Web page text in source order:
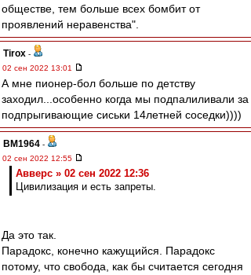
обществе, тем больше всех бомбит от
проявлений неравенства".
Tirox -
02 сен 2022 13:01
А мне пионер-бол больше по детству
заходил...особенно когда мы подпалиливали за
подпрыгивающие сиськи 14летней соседки))))
BM1964 -
02 сен 2022 12:55
Авверс » 02 сен 2022 12:36
Цивилизация и есть запреты.
Да это так.
Парадокс, конечно кажущийся. Парадокс
потому, что свобода, как бы считается сегодня